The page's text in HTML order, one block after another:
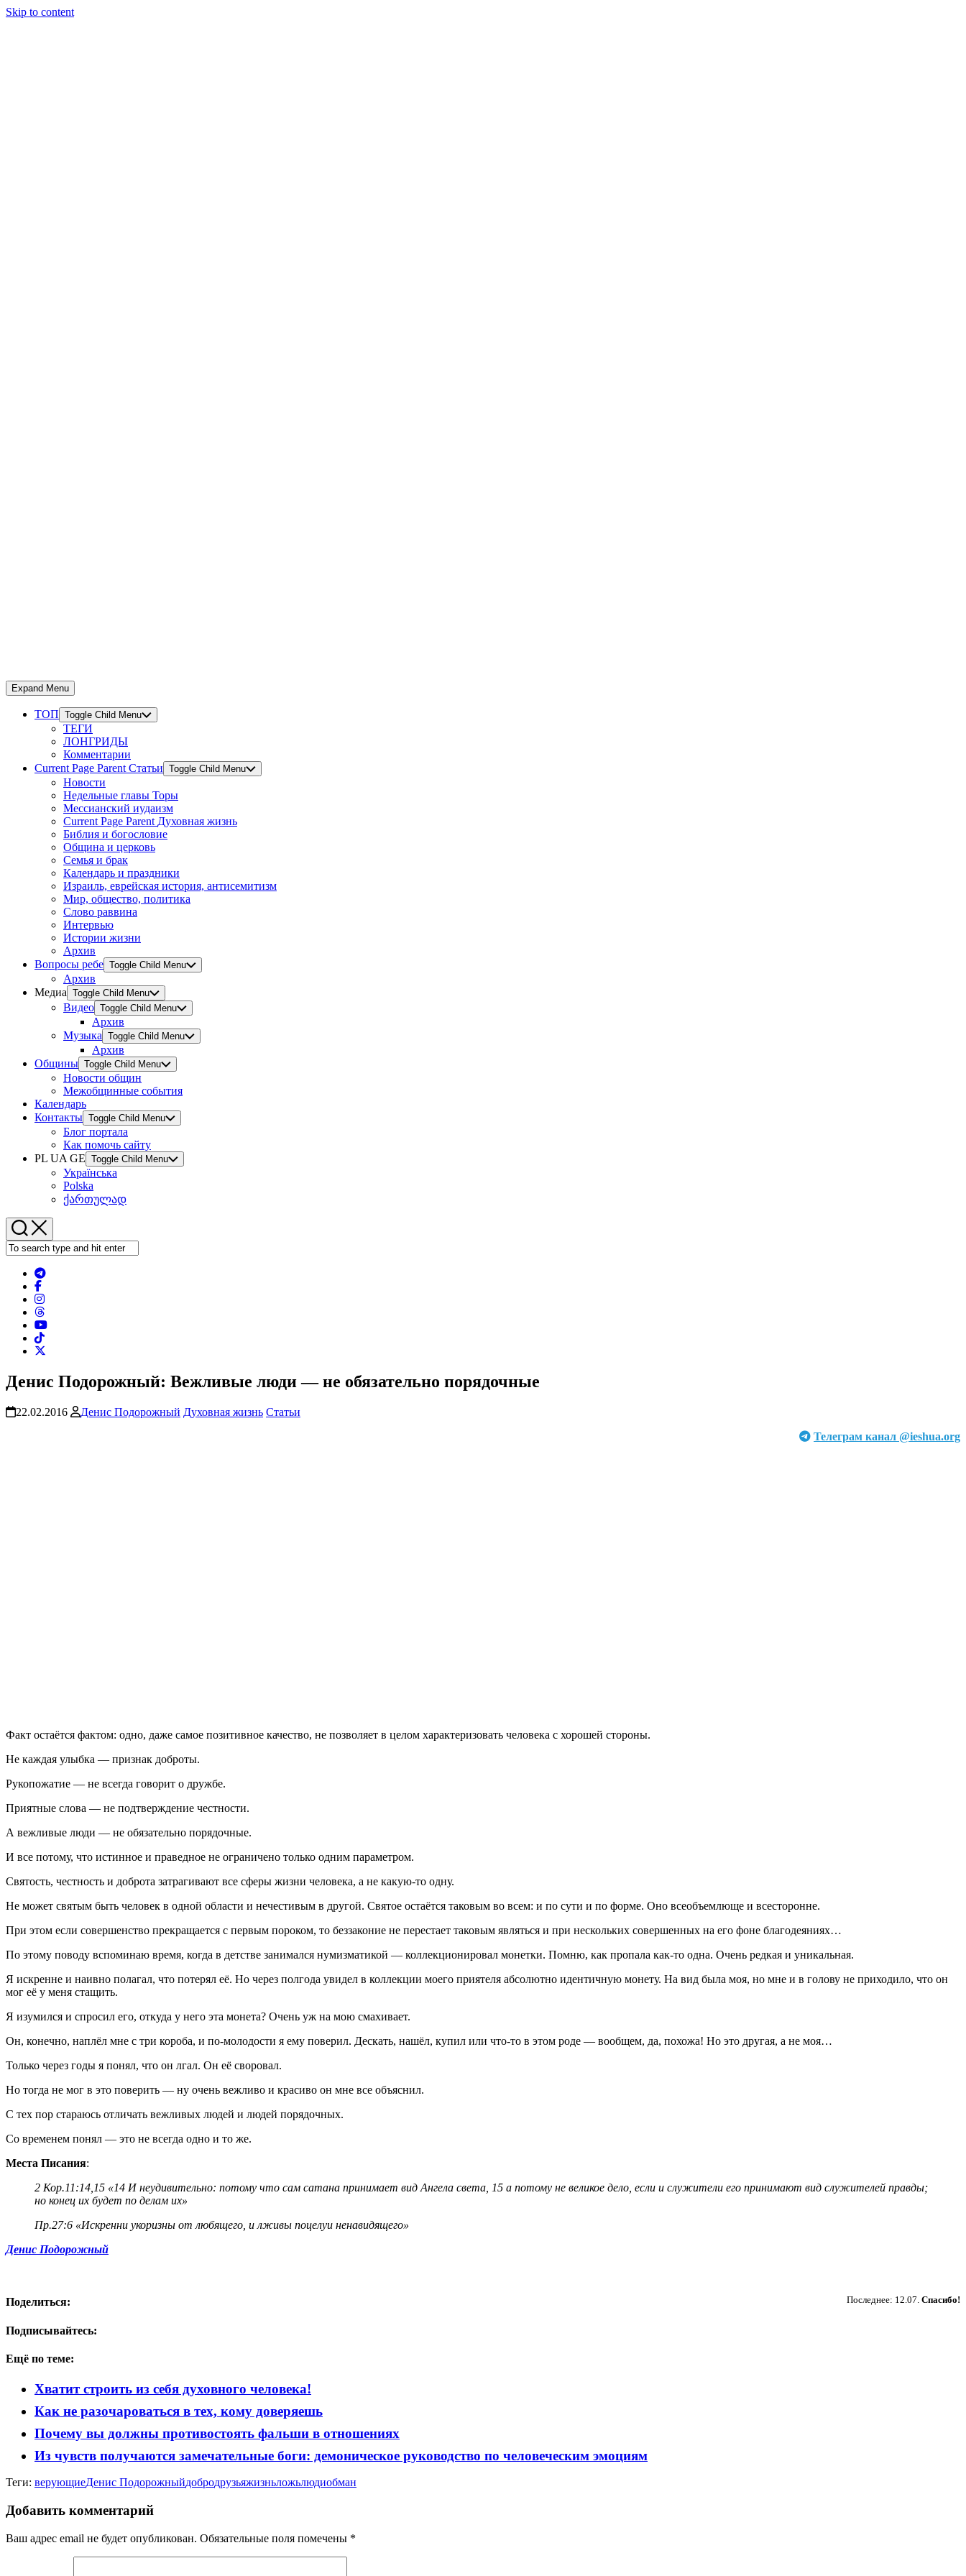
Skip to content
Expand Menu
ТОП Toggle Child Menu
ТЕГИ
ЛОНГРИДЫ
Комментарии
Current Page Parent Статьи Toggle Child Menu
Новости
Недельные главы Торы
Мессианский иудаизм
Current Page Parent Духовная жизнь
Библия и богословие
Община и церковь
Семья и брак
Календарь и праздники
Израиль, еврейская история, антисемитизм
Мир, общество, политика
Слово раввина
Интервью
Истории жизни
Архив
Вопросы ребе Toggle Child Menu
Архив
Медиа Toggle Child Menu
Видео Toggle Child Menu
Архив
Музыка Toggle Child Menu
Архив
Общины Toggle Child Menu
Новости общин
Межобщинные события
Календарь
Контакты Toggle Child Menu
Блог портала
Как помочь сайту
PL UA GE Toggle Child Menu
Українська
Polska
ქართულად
Денис Подорожный: Вежливые люди — не обязательно порядочные
22.02.2016 Денис Подорожный Духовная жизнь Статьи
Телеграм канал @ieshua.org
Факт остаётся фактом: одно, даже самое позитивное качество, не позволяет в целом характеризовать человека с хорошей стороны.
Не каждая улыбка — признак доброты.
Рукопожатие — не всегда говорит о дружбе.
Приятные слова — не подтверждение честности.
А вежливые люди — не обязательно порядочные.
И все потому, что истинное и праведное не ограничено только одним параметром.
Святость, честность и доброта затрагивают все сферы жизни человека, а не какую-то одну.
Не может святым быть человек в одной области и нечестивым в другой. Святое остаётся таковым во всем: и по сути и по форме. Оно всеобъемлюще и всесторонне.
При этом если совершенство прекращается с первым пороком, то беззаконие не перестает таковым являться и при нескольких совершенных на его фоне благодеяниях…
По этому поводу вспоминаю время, когда в детстве занимался нумизматикой — коллекционировал монетки. Помню, как пропала как-то одна. Очень редкая и уникальная.
Я искренне и наивно полагал, что потерял её. Но через полгода увидел в коллекции моего приятеля абсолютно идентичную монету. На вид была моя, но мне и в голову не приходило, что он
мог её у меня стащить.
Я изумился и спросил его, откуда у него эта монета? Очень уж на мою смахивает.
Он, конечно, наплёл мне с три короба, и по-молодости я ему поверил. Дескать, нашёл, купил или что-то в этом роде — вообщем, да, похожа! Но это другая, а не моя…
Только через годы я понял, что он лгал. Он её своровал.
Но тогда не мог в это поверить — ну очень вежливо и красиво он мне все объяснил.
С тех пор стараюсь отличать вежливых людей и людей порядочных.
Со временем понял — это не всегда одно и то же.
Места Писания:
2 Кор.11:14,15 «14 И неудивительно: потому что сам сатана принимает вид Ангела света, 15 а потому не великое дело, если и служители его принимают вид служителей правды;
но конец их будет по делам их»
Пр.27:6 «Искренни укоризны от любящего, и лживы поцелуи ненавидящего»
Денис Подорожный
Последнее: 12.07. Спасибо!
Поделиться:
Подписывайтесь:
Ещё по теме:
Хватит строить из себя духовного человека!
Как не разочароваться в тех, кому доверяешь
Почему вы должны противостоять фальши в отношениях
Из чувств получаются замечательные боги: демоническое руководство по человеческим эмоциям
Теги: верующиеДенис Подорожныйдобродрузьяжизньложьлюдиобман
Добавить комментарий
Ваш адрес email не будет опубликован. Обязательные поля помечены *